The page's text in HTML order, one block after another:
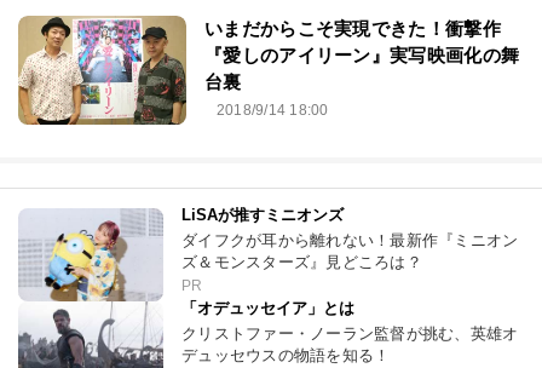
いまだからこそ実現できた！衝撃作
『愛しのアイリーン』実写映画化の舞
台裏
2018/9/14 18:00
LiSAが推すミニオンズ
ダイフクが耳から離れない！最新作『ミニオン
ズ＆モンスターズ』見どころは？
PR
「オデュッセイア」とは
クリストファー・ノーラン監督が挑む、英雄オ
デュッセウスの物語を知る！